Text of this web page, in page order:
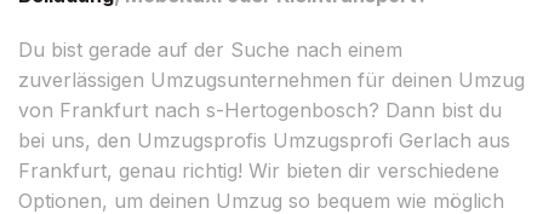
Du bist gerade auf der Suche nach einem
zuverlässigen Umzugsunternehmen für deinen Umzug
von Frankfurt nach s-Hertogenbosch? Dann bist du
bei uns, den Umzugsprofis Umzugsprofi Gerlach aus
Frankfurt, genau richtig! Wir bieten dir verschiedene
Optionen, um deinen Umzug so bequem wie möglich